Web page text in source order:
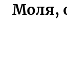
Моля,